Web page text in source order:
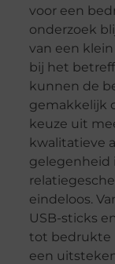
voor een
onderzoek
van een
bij het
kunnen de
gemakkelijk
keuze uit
kwalitatieve
gelegenheid
eindeloos.
USB-sticks
tot bedrukte
een